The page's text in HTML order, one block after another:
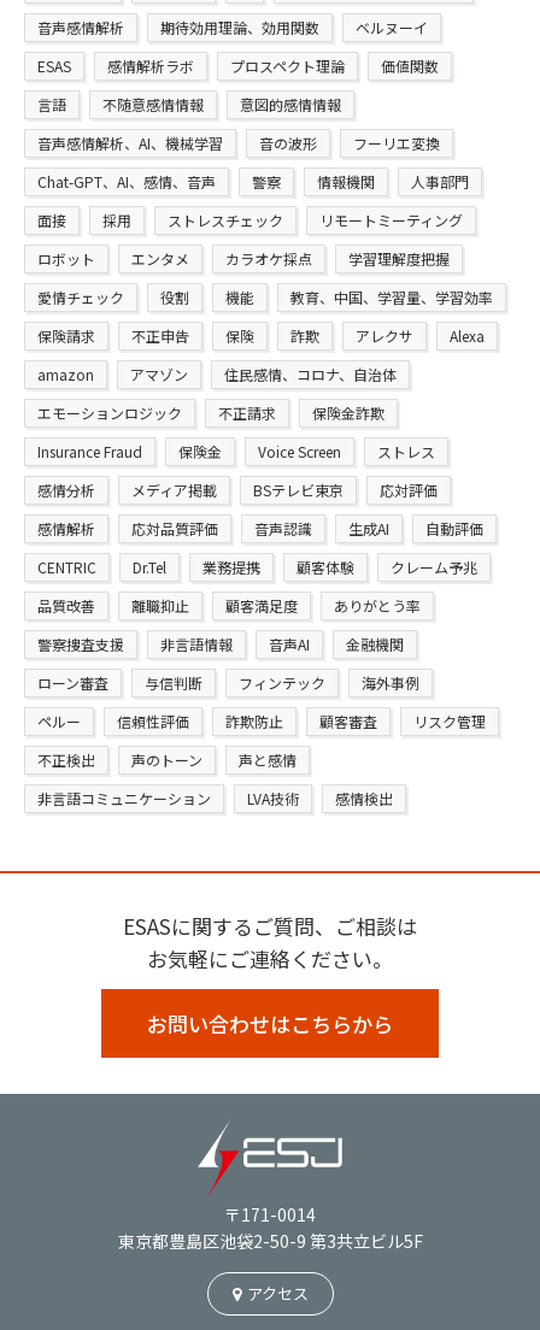
音声感情解析
期待効用理論、効用関数
ベルヌーイ
ESAS
感情解析ラボ プロスペクト理論
価値関数
言語
不随意感情情報
意図的感情情報
音声感情解析、AI、機械学習
音の波形
フーリエ変換
Chat-GPT、AI、感情、音声
警察 情報機関
人事部門
面接
採用 ストレスチェック
リモートミーティング
ロボット
エンタメ カラオケ採点
学習理解度把握
愛情チェック
役割 機能
教育、中国、学習量、学習効率
保険請求
不正申告 保険 詐欺 アレクサ
Alexa
amazon
アマゾン
住民感情、コロナ、自治体
エモーションロジック
不正請求
保険金詐欺
Insurance Fraud
保険金 Voice Screen
ストレス
感情分析
メディア掲載 BSテレビ東京
応対評価
感情解析
応対品質評価 音声認識 生成AI
自動評価
CENTRIC
Dr.Tel 業務提携 顧客体験
クレーム予兆
品質改善
離職抑止 顧客満足度
ありがとう率
警察捜査支援
非言語情報 音声AI
金融機関
ローン審査
与信判断 フィンテック
海外事例
ペルー
信頼性評価 詐欺防止 顧客審査
リスク管理
不正検出
声のトーン
声と感情
非言語コミュニケーション
LVA技術 感情検出
ESASに関するご質問、ご相談は
お気軽にご連絡ください。
お問い合わせはこちらから
〒171-0014
東京都豊島区池袋2-50-9 第3共立ビル5F
アクセス